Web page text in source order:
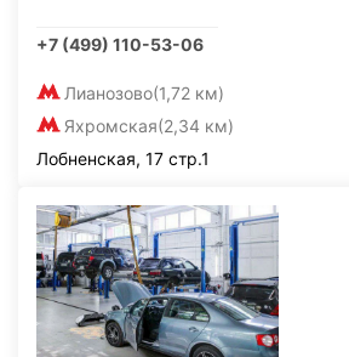
+7 (499) 110-53-06
Лианозово(1,72 км)
Яхромская(2,34 км)
Лобненская, 17 стр.1